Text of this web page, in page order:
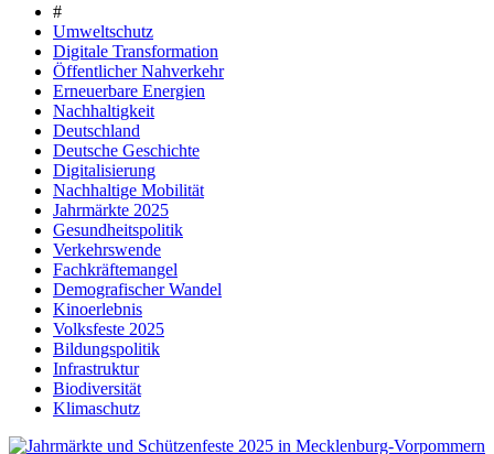
#
Umweltschutz
Digitale Transformation
Öffentlicher Nahverkehr
Erneuerbare Energien
Nachhaltigkeit
Deutschland
Deutsche Geschichte
Digitalisierung
Nachhaltige Mobilität
Jahrmärkte 2025
Gesundheitspolitik
Verkehrswende
Fachkräftemangel
Demografischer Wandel
Kinoerlebnis
Volksfeste 2025
Bildungspolitik
Infrastruktur
Biodiversität
Klimaschutz